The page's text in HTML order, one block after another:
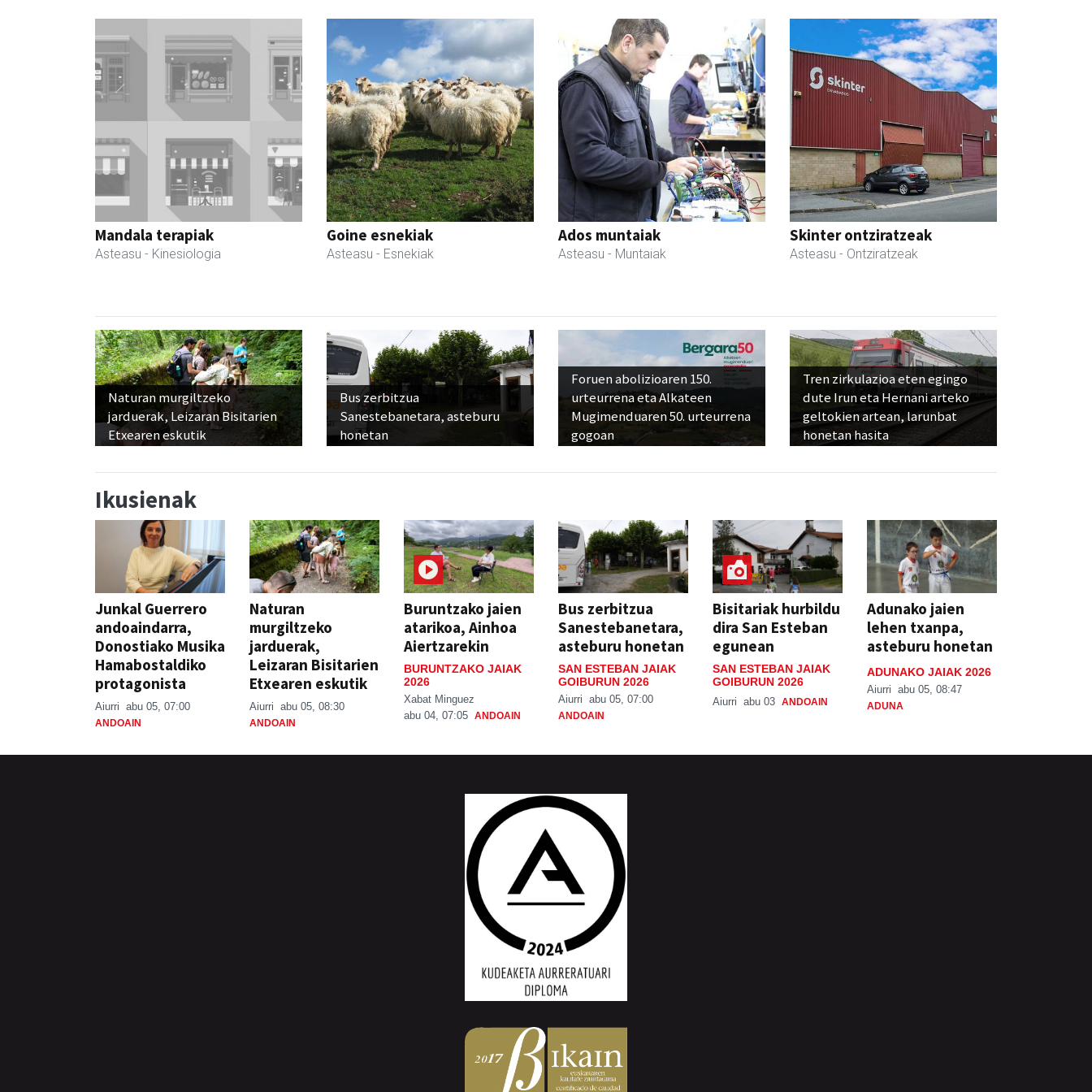
Mandala terapiak
Asteasu - Kinesiologia
Goine esnekiak
Asteasu - Esnekiak
Ados muntaiak
Asteasu - Muntaiak
Skinter ontziratzeak
Asteasu - Ontziratzeak
Naturan murgiltzeko
jarduerak, Leizaran Bisitarien
Etxearen eskutik
Bus zerbitzua
Sanestebanetara, asteburu
honetan
Foruen abolizioaren 150.
urteurrena eta Alkateen
Mugimenduaren 50. urteurrena
gogoan
Tren zirkulazioa eten egingo
dute Irun eta Hernani arteko
geltokien artean, larunbat
honetan hasita
Ikusienak
Junkal Guerrero
andoaindarra,
Donostiako Musika
Hamabostaldiko
protagonista
Aiurri abu 05, 07:00
ANDOAIN
Naturan
murgiltzeko
jarduerak,
Leizaran Bisitarien
Etxearen eskutik
Aiurri abu 05, 08:30
ANDOAIN
Buruntzako jaien
atarikoa, Ainhoa
Aiertzarekin
BURUNTZAKO JAIAK
2026
Xabat Minguez
abu 04, 07:05 ANDOAIN
Bus zerbitzua
Sanestebanetara,
asteburu honetan
SAN ESTEBAN JAIAK
GOIBURUN 2026
Aiurri abu 05, 07:00
ANDOAIN
Bisitariak hurbildu
dira San Esteban
egunean
SAN ESTEBAN JAIAK
GOIBURUN 2026
Aiurri abu 03 ANDOAIN
Adunako jaien
lehen txanpa,
asteburu honetan
ADUNAKO JAIAK 2026
Aiurri abu 05, 08:47
ADUNA